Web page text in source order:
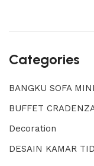
Categories
BANGKU SOFA
BUFFET
Decoration
DESAIN KAMAR